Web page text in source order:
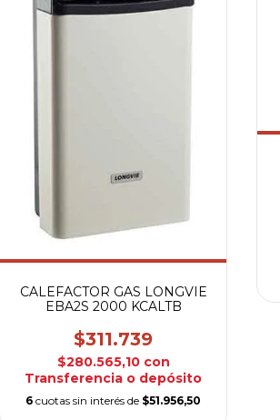
CALEFACTOR GAS LONGVIE
EBA2S 2000 KCALTB
$311.739
$280.565,10 con
Transferencia o depósito
6 cuotas sin interés de $51.956,50